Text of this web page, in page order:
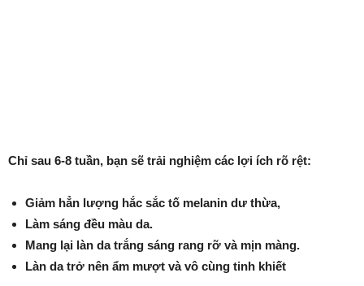
Chỉ sau 6-8 tuần, bạn sẽ trải nghiệm các lợi ích rõ rệt:
Giảm hẳn lượng hắc sắc tố melanin dư thừa,
Làm sáng đều màu da.
Mang lại làn da trắng sáng rang rỡ và mịn màng.
Làn da trở nên ẩm mượt và vô cùng tinh khiết